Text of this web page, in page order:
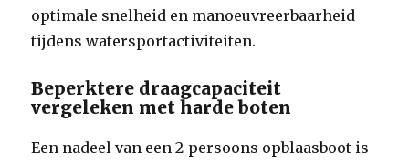
optimale snelheid en manoeuvreerbaarheid
tijdens watersportactiviteiten.
Beperktere draagcapaciteit
vergeleken met harde boten
Een nadeel van een 2-persoons opblaasboot is